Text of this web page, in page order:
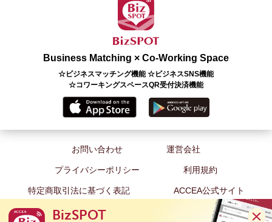
Business Matching × Co-Working Space
☆ビジネスマッチング機能 ☆ビジネスSNS機能
☆コワーキングスペースQR受付決済機能
お問い合わせ 運営会社
プライバシーポリシー 利用規約
特定商取引法に基づく表記 ACCEA公式サイト
BizSPOT